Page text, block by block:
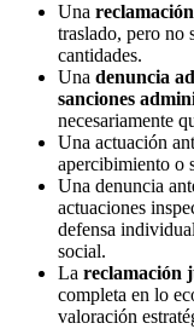
Una
traslado, pero no
cantidades.
Una denuncia
sanciones
necesariamente
Una actuación
apercibimiento o
Una denuncia
actuaciones
defensa
social.
La reclamación
completa en lo
valoración